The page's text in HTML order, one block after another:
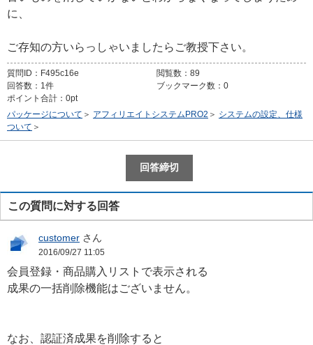
に、
ご存知の方いらっしゃいましたらご教授下さい。
質問ID： F495c16e 閲覧数： 89
回答数： 1件 ブックマーク数： 0
ポイント合計： 0pt
パッケージについて ＞ アフィリエイトシステムPRO2 ＞ システムの設定、仕様
ついて ＞
この質問に対する回答
customer さん
2016/09/27 11:05
会員登録・商品購入リストで表示される
成果の一括削除機能はございません。
なお、認証済成果を削除すると